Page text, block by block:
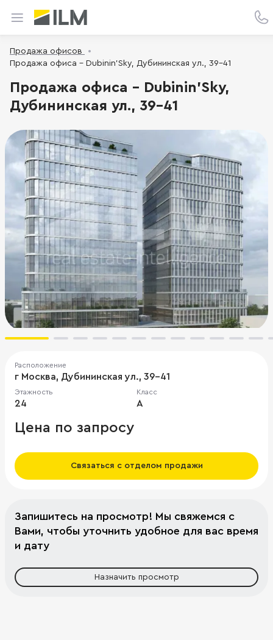
Продажа офисов
Продажа офиса - Dubinin’Sky, Дубининская ул., 39-41
Продажа офиса - Dubinin’Sky,
Дубининская ул., 39-41
Расположение
г Москва, Дубининская ул., 39-41
Этажность
24
Класс
A
Цена по запросу
Связаться с отделом продажи
Запишитесь на просмотр! Мы свяжемся с
Вами, чтобы уточнить удобное для вас время
и дату
Назначить просмотр